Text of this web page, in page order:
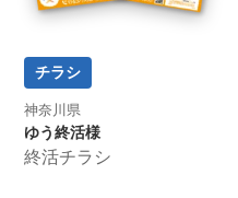
チラシ
神奈川県
ゆう終活様
終活チラシ